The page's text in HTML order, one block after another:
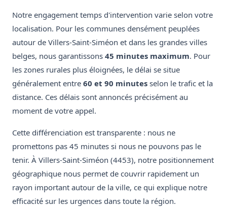
Notre engagement temps d'intervention varie selon votre
localisation. Pour les communes densément peuplées
autour de Villers-Saint-Siméon et dans les grandes villes
belges, nous garantissons 45 minutes maximum. Pour
les zones rurales plus éloignées, le délai se situe
généralement entre 60 et 90 minutes selon le trafic et la
distance. Ces délais sont annoncés précisément au
moment de votre appel.
Cette différenciation est transparente : nous ne
promettons pas 45 minutes si nous ne pouvons pas le
tenir. À Villers-Saint-Siméon (4453), notre positionnement
géographique nous permet de couvrir rapidement un
rayon important autour de la ville, ce qui explique notre
efficacité sur les urgences dans toute la région.